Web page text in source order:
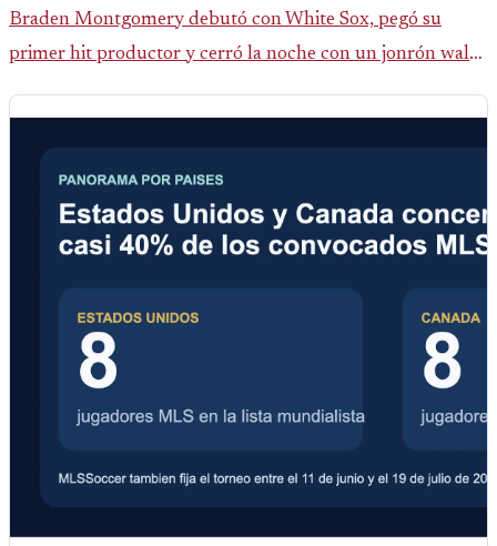
Braden Montgomery debutó con White Sox, pegó su
primer hit productor y cerró la noche con un jonrón walk-
este tipo en la historia.